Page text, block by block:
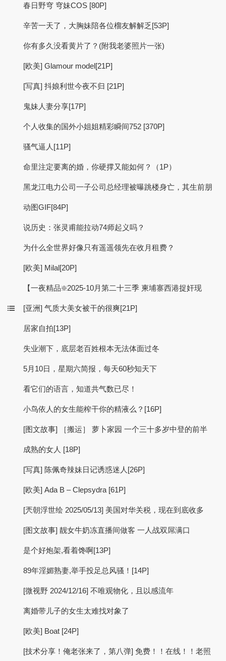
春日野穹 穹妹COS [80P]
辛苦一天了，大胸妹陪各位榴友解解乏[53P]
你有多久没看黄片了？(附我老婆照片一张)
[欧美] Glamour model[21P]
[写真] 抖娘利世今夜不归 [21P]
鬼妹人妻分享[17P]
个人收集的国外小姐姐精彩瞬间752 [370P]
骚气逼人[11P]
命里注定要离的婚，你硬撑又能如何？（1P）
黑龙江电力公司一子公司总经理被曝跳楼身亡，其生前朋
动图GIF[84P]
说历史：张灵甫能拉动74师起义吗？
为什么全世界好像只有遥遥领先在收月租费？
[欧美] Milal[20P]
【一夜精品❇️2025-10月第二十三季 柬埔寨西港捉奸现
[亚洲] 气质大美女被干的很爽[21P]
居家自拍[13P]
失业潮下，底层老百姓根本无法体面过冬
5月10日，星期六简报，每天60秒知天下
看它们的语言，知道共气数已尽！
小鸟依人的女生能榨干你的精液么？[16P]
[图文故事] ［搬运］ 萝卜家园 一个三十多岁中登的前半
成熟的女人 [18P]
[写真] 陈佩奇辣妹日记诱惑迷人[26P]
[欧美] Ada B – Clepsydra [61P]
[兲朝浮世绘 2025/05/13] 美国对华关税，现在到底收多
[图文故事] 靓女牛奶冻直播间做客 一人战双屌满口
是个好炮架,看着馋啊[13P]
89年淫媚熟妻,举手投足总风骚！[14P]
[微视野 2024/12/16] 不唯观物化，且以感流年
离婚带儿子的女生太难找对象了
[欧美] Boat [24P]
[技术分享！俺老张来了，第八弹] 免费！！在线！！老照